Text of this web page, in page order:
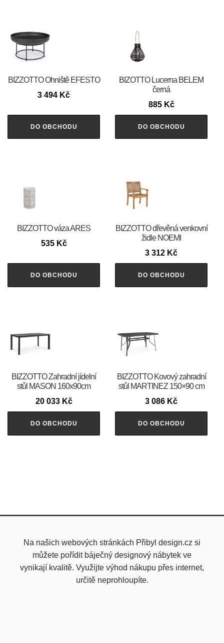
BIZZOTTO Ohniště EFESTO
3 494 Kč
DO OBCHODU
BIZOTTO Lucerna BELEM
černá
885 Kč
DO OBCHODU
BIZZOTTO váza ARES
535 Kč
DO OBCHODU
BIZZOTTO dřevěná venkovní
židle NOEMI
3 312 Kč
DO OBCHODU
BIZZOTTO Zahradní jídelní
stůl MASON 160x90cm
20 033 Kč
DO OBCHODU
BIZZOTTO Kovový zahradní
stůl MARTINEZ 150×90 cm
3 086 Kč
DO OBCHODU
Na našich webových stránkách Přibyl design.cz si
můžete pořídit báječný designový nábytek ve
vynikají kvalitě. Využijte výhod nákupu přes internet,
určitě neprohloupíte.